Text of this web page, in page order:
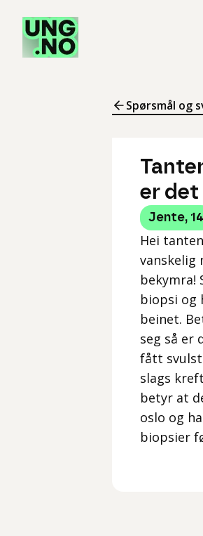
Spørsmål og
er det
Jente, 14
Hei
vanskelig
bekymra!
biopsi og
beinet.
seg så er
fått svulst
slags
betyr at
oslo og
biopsier